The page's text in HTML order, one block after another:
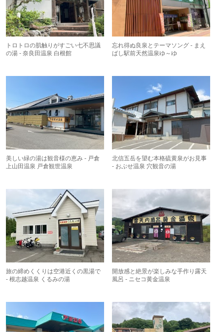
トロトロの肌触りがすごい七不思議
の湯 - 奈良田温泉 白根館
忘れ得ぬ良泉とテーマソング - まえ
ばし駅前天然温泉ゆ～ゆ
美しい緑の湯は観音様の恵み - 戸倉
上山田温泉 戸倉観世温泉
北信五岳を望む本格硫黄泉がお見事
- おぶせ温泉 穴観音の湯
旅の締めくくりは空港近くの黒湯で
- 根志越温泉 くるみの湯
開放感と絶景が楽しみな手作り露天
風呂 - ニセコ黄金温泉